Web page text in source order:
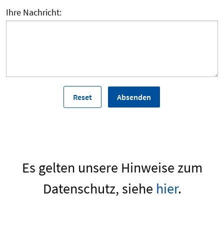
Ihre Nachricht:
Es gelten unsere Hinweise zum
Datenschutz, siehe hier.